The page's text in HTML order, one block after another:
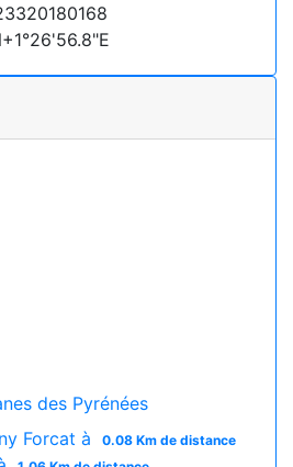
des Pyrénées
Forcat à
0.08 Km de distance